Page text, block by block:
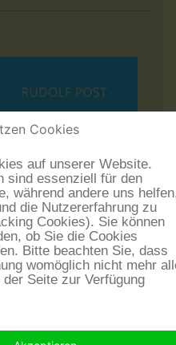
Cookies
auf unserer Website.
sind essenziell für den
während andere uns
die Nutzererfahrung zu
Cookies). Sie können
ob Sie die Cookies
Bitte beachten Sie, dass
womöglich nicht mehr
Seite zur Verfügung